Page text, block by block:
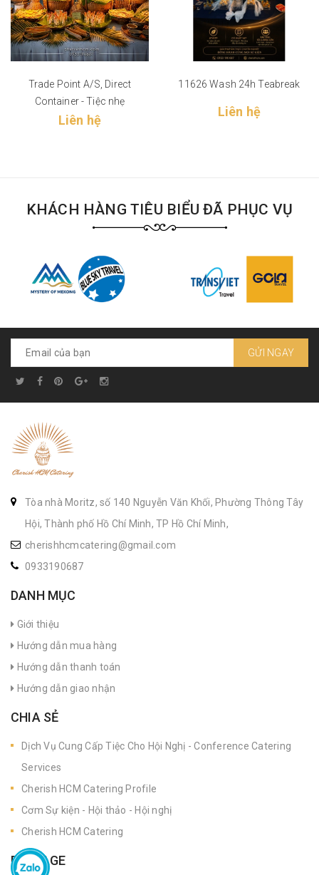
Trade Point A/S, Direct
Container - Tiệc nhẹ
Liên hệ
11626 Wash 24h Teabreak
Liên hệ
KHÁCH HÀNG TIÊU BIỂU ĐÃ PHỤC VỤ
GỬI NGAY
Tòa nhà Moritz, số 140 Nguyễn Văn Khối, Phường Thông Tây
Hội, Thành phố Hồ Chí Minh, TP Hồ Chí Minh,
cherishhcmcatering@gmail.com
0933190687
DANH MỤC
Giới thiệu
Hướng dẫn mua hàng
Hướng dẫn thanh toán
Hướng dẫn giao nhận
CHIA SẺ
Dịch Vụ Cung Cấp Tiệc Cho Hội Nghị - Conference Catering
Services
Cherish HCM Catering Profile
Cơm Sự kiện - Hội thảo - Hội nghị
Cherish HCM Catering
FANPAGE